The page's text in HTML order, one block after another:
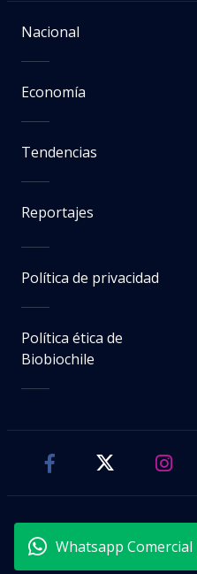
Nacional
Economía
Tendencias
Reportajes
Política de privacidad
Política ética de
Biobiochile
Whatsapp Comercial